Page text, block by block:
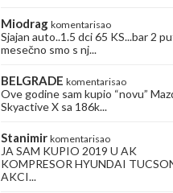
Miodrag komentarisao
Sjajan auto..1.5 dci 65 KS...bar 2
mesečno smo s nj...
BELGRADE komentarisao
Ove godine sam kupio “novu”
Skyactive X sa 186k...
Stanimir komentarisao
JA SAM KUPIO 2019 U AK
KOMPRESOR HYUNDAI
AKCI...